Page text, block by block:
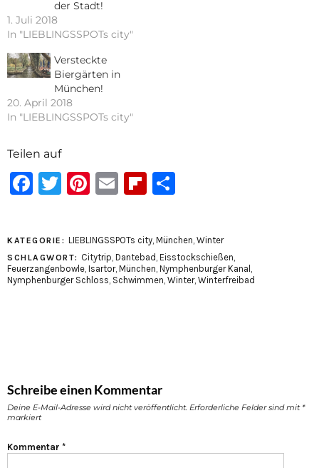
der Stadt!
1. Juli 2018
In "LIEBLINGSSPOTs city"
Versteckte
Biergärten in
München!
20. April 2018
In "LIEBLINGSSPOTs city"
Teilen auf
Facebook
Twitter
Pinterest
EmailFlipboard
KATEGORIE: LIEBLINGSSPOTs city, München Winter
SCHLAGWORT: Citytrip Dantebad Eisstockschießen
Feuerzangenbowle Isartor, München Nymphenburger Kanal
Nymphenburger Schloss Schwimmen Winter, Winterfreibad
Schreibe einen Kommentar
Deine E-Mail-Adresse wird nicht veröffentlicht. Erforderliche Felder sind mit *
markiert
Kommentar *